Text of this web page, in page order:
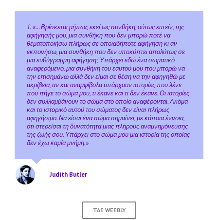
1. «… Βρίσκεται μήπως εκεί ως συνθήκη, ούτως ειπείν, της
αφήγησής μου, μια συνθήκη που δεν μπορώ ποτέ να
θεματοποιήσω πλήρως σε οποιαδήποτε αφήγηση κι αν
εκπονήσω, μια συνθήκη που δεν υποκύπτει απολύτως σε
μια ευθύγραμμη αφήγηση; Υπάρχει εδώ ένα σωματικό
αναφερόμενο, μια συνθήκη του εαυτού μου που μπορώ να
την επισημάνω αλλά δεν είμαι σε θέση να την αφηγηθώ με
ακρίβεια, αν και αναμφίβολα υπάρχουν ιστορίες που λένε
που πήγε το σώμα μου, τι έκανε και τι δεν έκανε. Οι ιστορίες
δεν συλλαμβάνουν το σώμα στο οποίο αναφέρονται. Ακόμα
και το ιστορικό αυτού του σώματος δεν είναι πλήρως
αφηγήσιμο. Να είσαι ένα σώμα σημαίνει, με κάποια έννοια,
ότι στερείσαι τη δυνατότητα μιας πλήρους αναμνημόνευσης
της ζωής σου. Υπάρχει στο σώμα μου μια ιστορία της οποίας
δεν έχω καμία μνήμη.»
Judith Butler
TAE WEEBLY